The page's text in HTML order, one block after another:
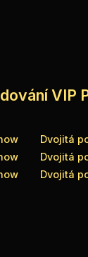
VIP
Dvojitá
Dvojitá
Dvojitá